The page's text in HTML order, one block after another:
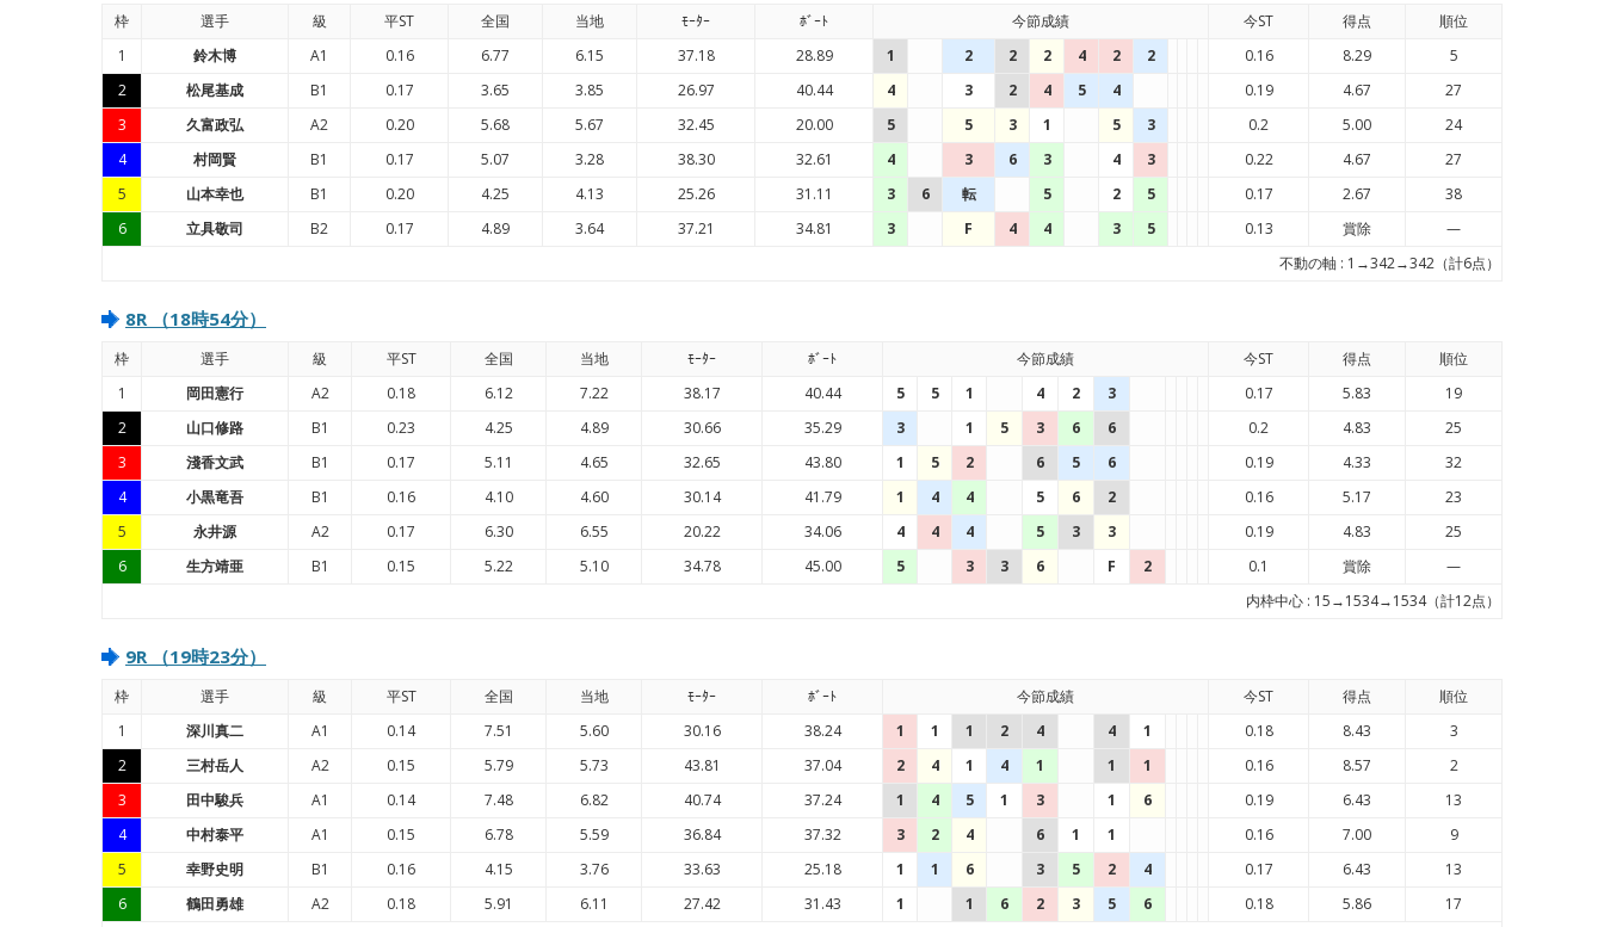
枠 選手 級 平ST 全国 当地 ﾓｰﾀｰ ﾎﾞｰﾄ 今節成績 今ST 得点
順位
1
鈴木博 A1 0.16 6.77 6.15 37.18 28.89 1 2 2 2 4 2 2 0.16 8.29
5
2
松尾基成 B1 0.17 3.65 3.85 26.97 40.44 4 3 2 4 5 4 0.19 4.67
27
3
久富政弘 A2 0.20 5.68 5.67 32.45 20.00 5 5 3 1 5 3 0.2 5.00
24
4
村岡賢 B1 0.17 5.07 3.28 38.30 32.61 4 3 6 3 4 3 0.22 4.67
27
5
山本幸也 B1 0.20 4.25 4.13 25.26 31.11 3 6 転 5 2 5 0.17 2.67
38
6
立具敬司 B2 0.17 4.89 3.64 37.21 34.81 3 F 4 4 3 5 0.13 賞除
—
不動の軸 : 1→342→342（計6点）
8R （18時54分）
枠 選手 級 平ST 全国 当地 ﾓｰﾀｰ ﾎﾞｰﾄ 今節成績 今ST 得点
順位
1
岡田憲行 A2 0.18 6.12 7.22 38.17 40.44 5 5 1 4 2 3 0.17 5.83
19
2
山口修路 B1 0.23 4.25 4.89 30.66 35.29 3 1 5 3 6 6 0.2 4.83
25
3
淺香文武 B1 0.17 5.11 4.65 32.65 43.80 1 5 2 6 5 6 0.19 4.33
32
4
小黒竜吾 B1 0.16 4.10 4.60 30.14 41.79 1 4 4 5 6 2 0.16 5.17
23
5
永井源 A2 0.17 6.30 6.55 20.22 34.06 4 4 4 5 3 3 0.19 4.83
25
6
生方靖亜 B1 0.15 5.22 5.10 34.78 45.00 5 3 3 6 F 2 0.1 賞除
—
内枠中心 : 15→1534→1534（計12点）
9R （19時23分）
枠 選手 級 平ST 全国 当地 ﾓｰﾀｰ ﾎﾞｰﾄ 今節成績 今ST 得点
順位
1
深川真二 A1 0.14 7.51 5.60 30.16 38.24 1 1 1 2 4 4 1 0.18 8.43
3
2
三村岳人 A2 0.15 5.79 5.73 43.81 37.04 2 4 1 4 1 1 1 0.16 8.57
2
3
田中駿兵 A1 0.14 7.48 6.82 40.74 37.24 1 4 5 1 3 1 6 0.19 6.43
13
4
中村泰平 A1 0.15 6.78 5.59 36.84 37.32 3 2 4 6 1 1 0.16 7.00
9
5
幸野史明 B1 0.16 4.15 3.76 33.63 25.18 1 1 6 3 5 2 4 0.17 6.43
13
6
鶴田勇雄 A2 0.18 5.91 6.11 27.42 31.43 1 1 6 2 3 5 6 0.18 5.86
17